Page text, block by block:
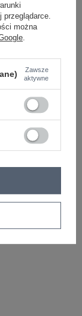
przeglądarce.
można
.
Zawsze
aktywne